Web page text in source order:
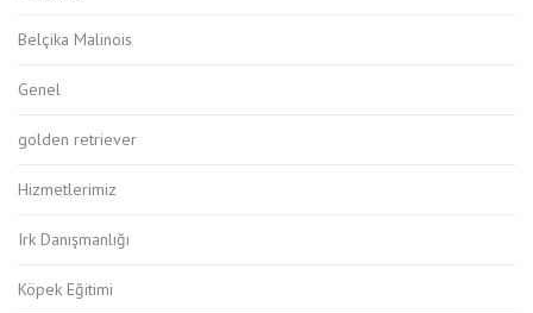
Belçika Malinois
Genel
golden retriever
Hizmetlerimiz
Irk Danışmanlığı
Köpek Eğitimi